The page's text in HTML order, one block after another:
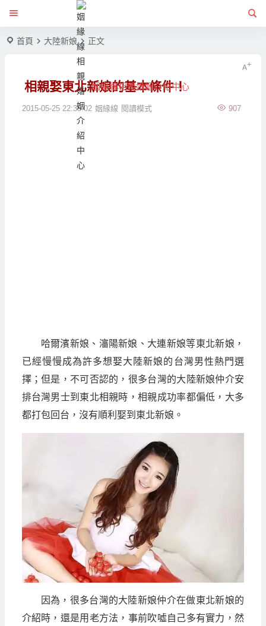
姻緣線相親婚姻介紹中心
首頁 大陸新娘 正文
相親娶東北新娘的基本條件！
2015-05-25 22:35:02 姻緣線 907
閱讀模式
哈爾濱新娘、瀋陽新娘、大連新娘等東北新娘，
已經慢慢成為許多想娶大陸新娘的台灣男性熱門選
擇；但是，不可否認的，很多台灣的大陸新娘仲介安
排台灣男士到東北相親時，相親成功率都偏低，大多
都打包回台，沒有順利娶到東北新娘。
因為，很多台灣的大陸新娘仲介在做東北新娘的
介紹時，還是用老方法，事前吹噓自己多有實力，然